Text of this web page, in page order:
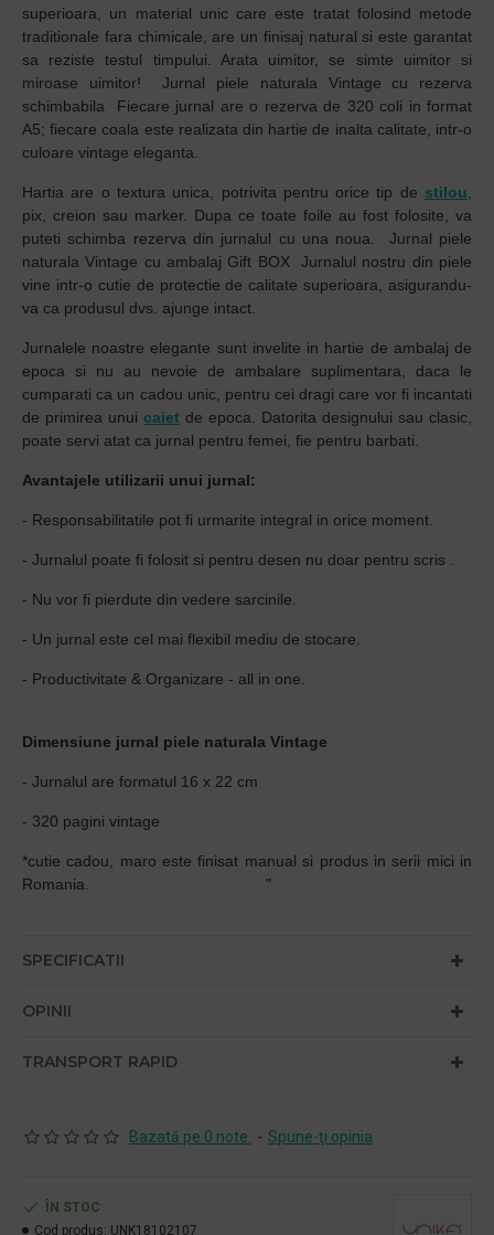
superioara, un material unic care este tratat folosind metode
traditionale fara chimicale, are un finisaj natural si este garantat
sa reziste testul timpului. Arata uimitor, se simte uimitor si
miroase uimitor! Jurnal piele naturala Vintage cu rezerva
schimbabila Fiecare jurnal are o rezerva de 320 coli in format
A5; fiecare coala este realizata din hartie de inalta calitate, intr-o
culoare vintage eleganta.
Hartia are o textura unica, potrivita pentru orice tip de stilou
pix, creion sau marker. Dupa ce toate foile au fost folosite, va
puteti schimba rezerva din jurnalul cu una noua. Jurnal piele
naturala Vintage cu ambalaj Gift BOX Jurnalul nostru din piele
vine intr-o cutie de protectie de calitate superioara, asigurandu-
va ca produsul dvs. ajunge intact.
Jurnalele noastre elegante sunt invelite in hartie de ambalaj de
epoca si nu au nevoie de ambalare suplimentara, daca le
cumparati ca un cadou unic, pentru cei dragi care vor fi incantati
de primirea unui caiet de epoca. Datorita designului sau clasic,
poate servi atat ca jurnal pentru femei, fie pentru barbati.
Avantajele utilizarii unui jurnal:
- Responsabilitatile pot fi urmarite integral in orice moment.
- Jurnalul poate fi folosit si pentru desen nu doar pentru scris .
- Nu vor fi pierdute din vedere sarcinile.
- Un jurnal este cel mai flexibil mediu de stocare.
- Productivitate & Organizare - all in one.
Dimensiune jurnal piele naturala Vintage
- Jurnalul are formatul 16 x 22 cm
- 320 pagini vintage
*cutie cadou, maro este finisat manual si produs in serii mici in
Romania. "
SPECIFICATII
OPINII
TRANSPORT RAPID
Bazată pe 0 note. - Spune-ţi opinia
ÎN STOC
Cod produs: UNK18102107